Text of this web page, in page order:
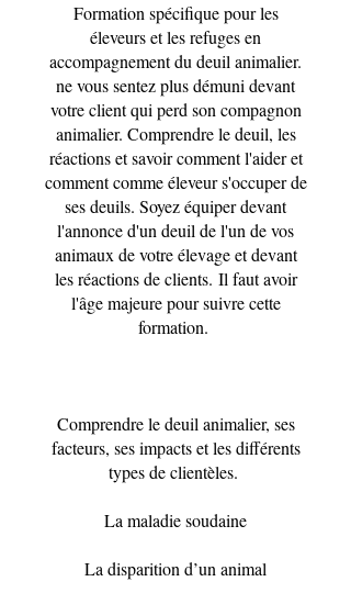
Formation spécifique pour les
éleveurs et les refuges en
accompagnement du deuil animalier.
ne vous sentez plus démuni devant
votre client qui perd son compagnon
animalier. Comprendre le deuil, les
réactions et savoir comment l'aider et
comment comme éleveur s'occuper de
ses deuils. Soyez équiper devant
l'annonce d'un deuil de l'un de vos
animaux de votre élevage et devant
les réactions de clients. Il faut avoir
l'âge majeure pour suivre cette
formation.
Comprendre le deuil animalier, ses
facteurs, ses impacts et les différents
types de clientèles.
La maladie soudaine
La disparition d’un animal